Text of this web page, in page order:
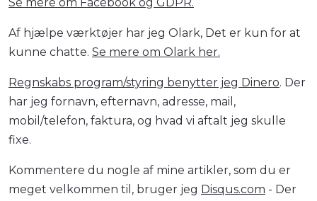
Af hjælpe værktøjer har jeg Olark, Det er kun for at
kunne chatte. Se mere om Olark her.
Regnskabs program/styring benytter jeg Dinero. Der
har jeg fornavn, efternavn, adresse, mail,
mobil/telefon, faktura, og hvad vi aftalt jeg skulle
fixe.
Kommentere du nogle af mine artikler, som du er
meget velkommen til, bruger jeg Disqus.com - Der